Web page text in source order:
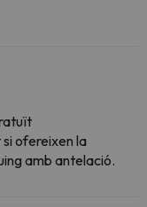
ofereixen la
amb antelació.